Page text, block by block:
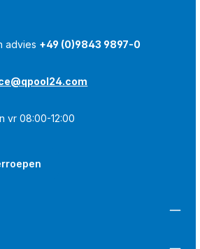
advies +49 (0)9843 9897-0
vr 08:00-12:00